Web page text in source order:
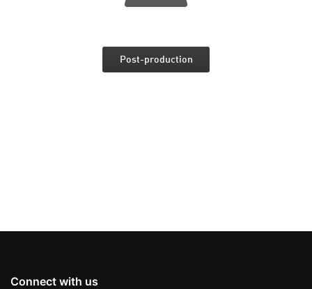
Post-production
Connect with us